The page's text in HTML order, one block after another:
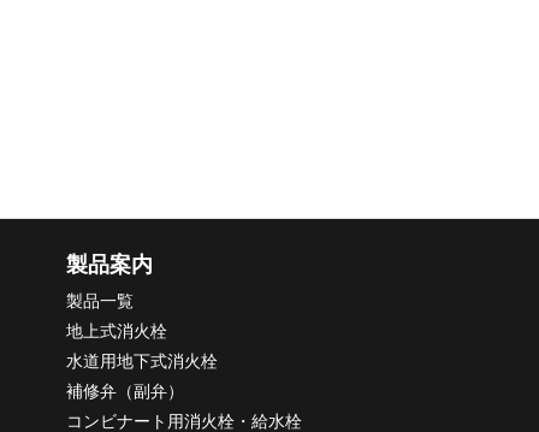
製品案内
製品一覧
地上式消火栓
水道用地下式消火栓
補修弁（副弁）
コンビナート用消火栓・給水栓